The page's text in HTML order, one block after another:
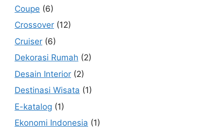
Coupe (6)
Crossover (12)
Cruiser (6)
Dekorasi Rumah (2)
Desain Interior (2)
Destinasi Wisata (1)
E-katalog (1)
Ekonomi Indonesia (1)